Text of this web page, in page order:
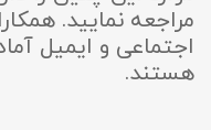
مراجعه نمایید.
اجتماعی و ایمیل
هستند.